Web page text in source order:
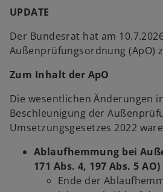
UPDATE
Der Bundesrat hat am
Außenprüfungsordnung (ApO)
Zum Inhalt der ApO
Die wesentlichen Änderungen
Beschleunigung der
Umsetzungsgesetzes 2022
Ablaufhemmung bei
171 Abs. 4, 197 Abs. 5 AO)
Ende der